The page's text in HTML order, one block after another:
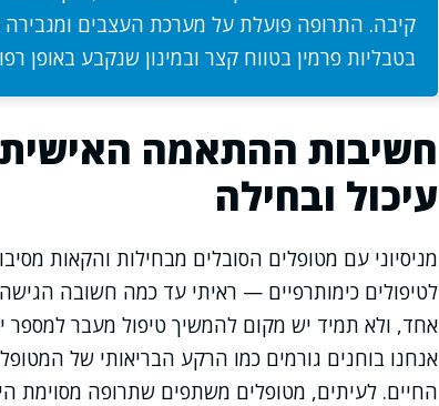
קיבה. התרופה פועלת על מערכת העצבים
בטבליות פרמין בטווח קצר ובמינון שנקבע באופן
חשיבות ההתאמה
עיכול ובחילה
מניסיוני עם מטופלים הסובלים מבחילות והקאות
לטיפולים כימותרפיים — ראיתי עד כמה חשובה
אחד, ולא תמיד יש מקום להמשיך טיפול מעבר למספר
אנחנו בוחנים גורמים כמו הרקע הבריאותי של
החיים. לעיתים, מטופלים משתפים שתרופה מסוימת